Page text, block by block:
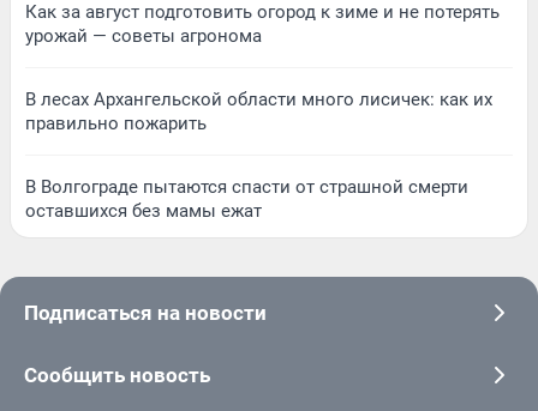
Как за август подготовить огород к зиме и не потерять
урожай — советы агронома
В лесах Архангельской области много лисичек: как их
правильно пожарить
В Волгограде пытаются спасти от страшной смерти
оставшихся без мамы ежат
Подписаться на новости
Сообщить новость